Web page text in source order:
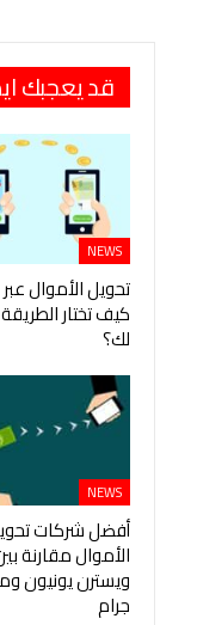
قد يعجبك
NEWS
تحويل الأموال عبر
كيف تختار
لك؟
NEWS
أفضل شركات
الأموال مقارنة
ويسترن يونيون
جرام